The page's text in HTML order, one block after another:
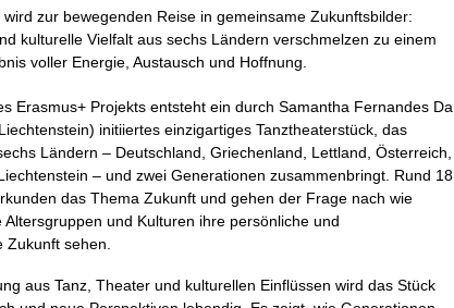
zur bewegenden Reise in gemeinsame Zukunftsbilder:
kulturelle Vielfalt aus sechs Ländern verschmelzen zu einem
voller Energie, Austausch und Hoffnung.
Erasmus+ Projekts entsteht ein durch Samantha Fernandes Da
initiiertes einzigartiges Tanztheaterstück, das
Ländern – Deutschland, Griechenland, Lettland, Österreich,
– und zwei Generationen zusammenbringt. Rund 18
das Thema Zukunft und gehen der Frage nach wie
Altersgruppen und Kulturen ihre persönliche und
Zukunft sehen.
aus Tanz, Theater und kulturellen Einflüssen wird das Stück